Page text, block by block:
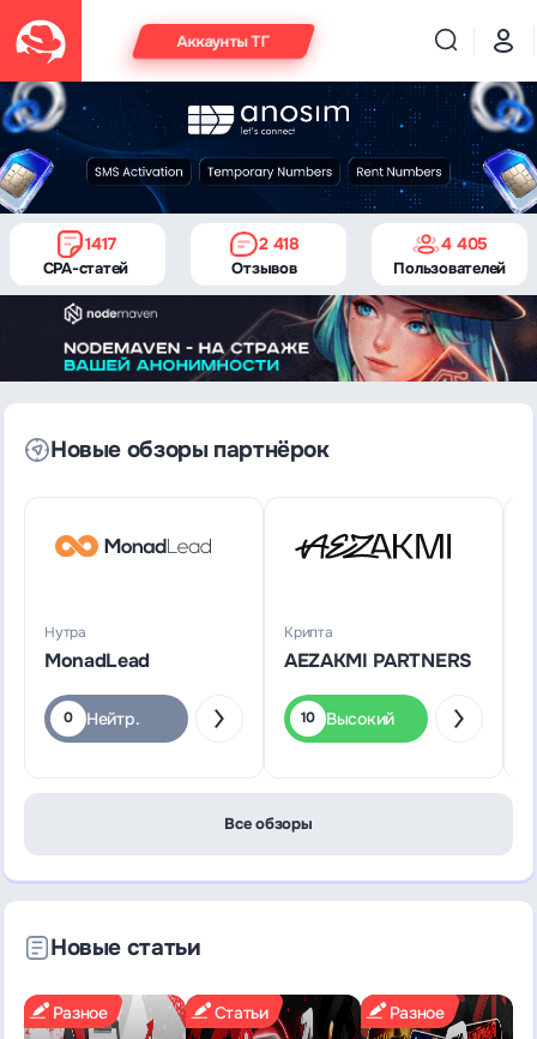
Аккаунты ТГ
1417
CPA-статей
2 418
Отзывов
4 405
Пользователей
Новые обзоры партнёрок
Нутра
MonadLead
0 Нейтр.
Крипта
AEZAKMI PARTNERS
10 Высокий
Все обзоры
Новые статьи
Разное
Статьи
Разное